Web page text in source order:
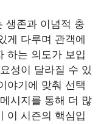
생존과 이념적 충
게 다루며 관객에
하는 의도가 보입
성이 달라질 수 있
야기에 맞춰 선택
시지를 통해 더 많
이 시즌의 핵심입